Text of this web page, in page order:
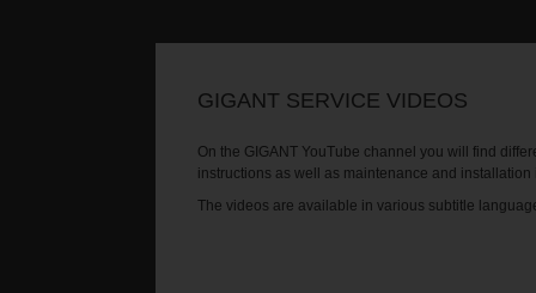
GIGANT SERVICE VIDEOS
On the GIGANT YouTube channel you will find
instructions as well as maintenance and
The videos are available in various subtitle